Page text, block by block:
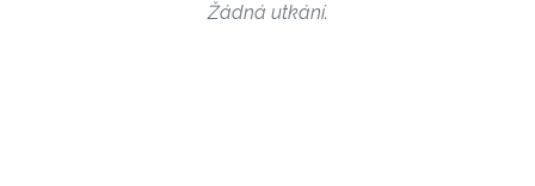
Žádná utkání.